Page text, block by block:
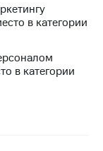
в категории
в категории